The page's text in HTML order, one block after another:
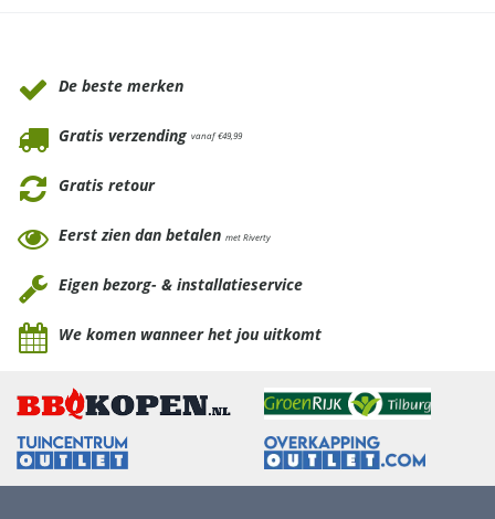
De beste merken
Gratis verzending vanaf €49,99
Gratis retour
Eerst zien dan betalen met Riverty
Eigen bezorg- & installatieservice
We komen wanneer het jou uitkomt